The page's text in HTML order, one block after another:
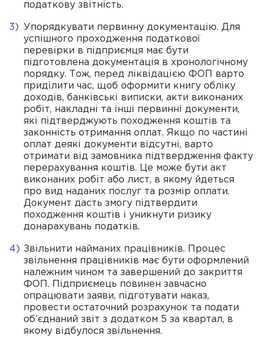
податкову звітність.
Упорядкувати первинну документацію. Для
успішного проходження податкової
перевірки в підприємця має бути
підготовлена документація в хронологічному
порядку. Тож, перед ліквідацією ФОП варто
приділити час, щоб оформити книгу обліку
доходів, банківські виписки, акти виконаних
робіт, накладні та інші первинні документи,
які підтверджують походження коштів та
законність отримання оплат. Якщо по частині
оплат деякі документи відсутні, варто
отримати від замовника підтвердження факту
перерахування коштів. Це може бути акт
виконаних робіт або лист, в якому йдеться
про вид наданих послуг та розмір оплати.
Документ дасть змогу підтвердити
походження коштів і уникнути ризику
донарахувань податків.
Звільнити найманих працівників. Процес
звільнення працівників має бути оформлений
належним чином та завершений до закриття
ФОП. Підприємець повинен завчасно
опрацювати заяви, підготувати наказ,
провести остаточний розрахунок та подати
об’єднаний звіт з додатком 5 за квартал, в
якому відбулося звільнення.